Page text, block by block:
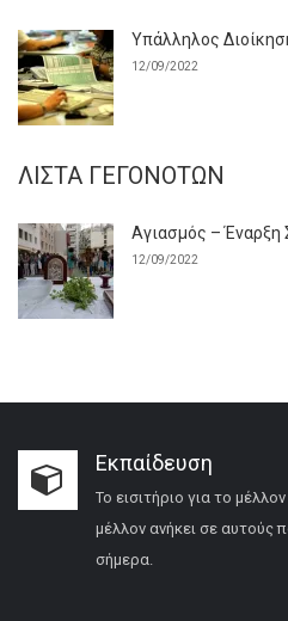
Υπάλληλος
12/09/2022
ΛΊΣΤΑ ΓΕΓΟΝΌΤΩΝ
Αγιασμός – Έναρξη
12/09/2022
Εκπαίδευση
Το εισιτήριο για το
μέλλον ανήκει σε αυτούς
σήμερα.